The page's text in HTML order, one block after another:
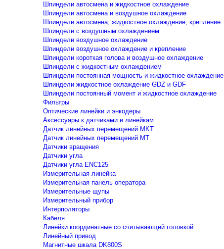
Шпиндели автосмена и жидкостное охлаждение
Шпиндели автосмена и воздушное охлаждение
Шпиндели автосмена, жидкостное охлаждение, крепление
Шпиндели с воздушным охлаждением
Шпиндели воздушное охлаждение
Шпиндели воздушное охлаждение и крепление
Шпиндели короткая голова и воздушное охлаждение
Шпиндели с жидкостным охлаждением
Шпиндели постоянная мощность и жидкостное охлаждение
Шпиндели жидкостное охлаждение GDZ и GDF
Шпиндели постоянный момент и жидкостное охлаждение
Фильтры
Оптические линейки и энкодеры
Аксессуары к датчиками и линейкам
Датчик линейных перемещений MKT
Датчик линейных перемещений MT
Датчики вращения
Датчики угла
Датчики угла ENC125
Измерительная линейка
Измерительная панель оператора
Измерительные щупы
Измерительный прибор
Интерполяторы
Кабеля
Линейки координатные со считывающей головкой
Линейный привод
Магнитные шкала DK800S